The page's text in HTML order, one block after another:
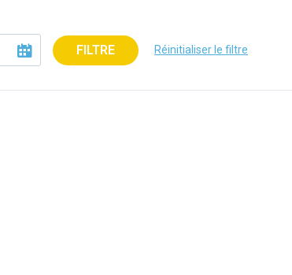
FILTRE Réinitialiser le filtre